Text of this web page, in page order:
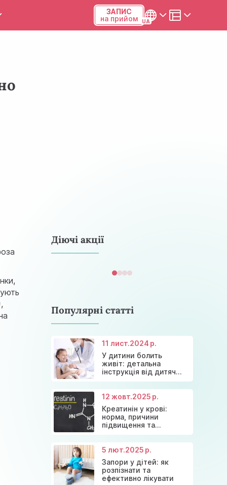
ЗАПИС
на прийом
,
Діючі акції
Знижки та акції на масаж у Київі
Консультація ендокринолога та
діагностика щитовидної залози
Діагностика щитовидної залози
Акція: 20% знижки на
консультації лікарів!
Популярні статті
11 лист.2024 р.
У дитини болить
живіт: детальна
інструкція від дитячих
лікарів
12 жовт.2025 р.
Креатинін у крові:
норма, причини
підвищення та
ефективні способи
5 лют.2025 р.
Запори у дітей: як
розпізнати та
ефективно лікувати